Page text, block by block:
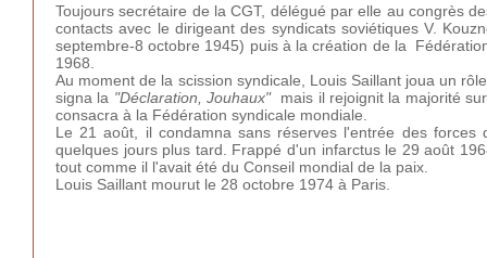
Toujours secrétaire de la CGT, délégué par elle au congrès
contacts avec le dirigeant des syndicats soviétiques V.
septembre-8 octobre 1945) puis à la création de la
1968.
Au moment de la scission syndicale, Louis Saillant joua un
signa la "Déclaration, Jouhaux"mais il rejoignit la majorité
consacra à la Fédération syndicale mondiale.
Le 21 août, il condamna sans réserves l'entrée des forces
quelques jours plus tard. Frappé d'un infarctus le 29 août
tout comme il l'avait été du Conseil mondial de la paix.
Louis Saillant mourut le 28 octobre 1974 à Paris.